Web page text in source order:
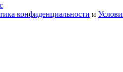
конфиденциальности и